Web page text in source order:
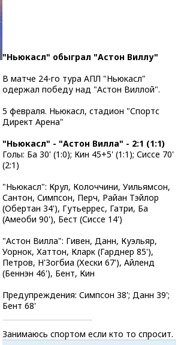
"Ньюкасл" обыграл "Астон Виллу"
В матче 24-го тура АПЛ "Ньюкасл"
одержал победу над "Астон Виллой".
5 февраля. Ньюкасл, стадион "Спортс
Директ Арена"
"Ньюкасл" - "Астон Вилла" - 2:1 (1:1)
Голы: Ба 30' (1:0); Кин 45+5' (1:1); Сиссе 70'
(2:1)
"Ньюкасл": Крул, Колоччини, Уильямсон,
Сантон, Симпсон, Перч, Райан Тэйлор
(Обертан 34'), Гутьеррес, Гатри, Ба
(Амеоби 90'), Бест (Сиссе 14')
"Астон Вилла": Гивен, Данн, Куэльяр,
Уорнок, Хаттон, Кларк (Гарднер 85'),
Петров, Н'Зогбиа (Хески 67'), Айленд
(Беннэн 46'), Бент, Кин
Предупреждения: Симпсон 38'; Данн 39';
Бент 68'
Занимаюсь спортом если кто то спросит.